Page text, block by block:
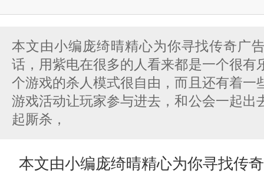
本文由小编庞绮晴精心为你寻找传奇广
话，用紫电在很多的人看来都是一个很有
个游戏的杀人模式很自由，而且还有着一
游戏活动让玩家参与进去，和公会一起出
起厮杀，
本文由小编庞绮晴精心为你寻找传